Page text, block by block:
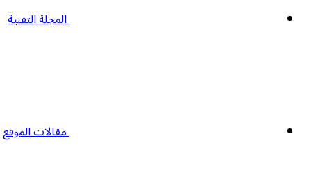
المجلة التقنية
مقالات الموقع